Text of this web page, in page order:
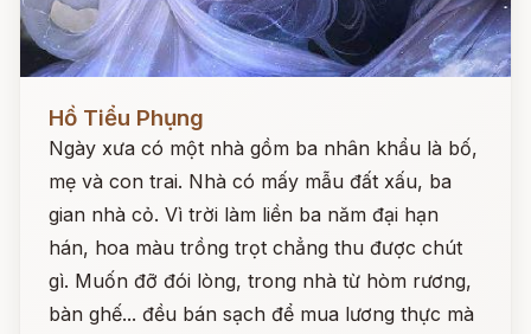
Đọc ngay
Hồ Tiểu Phụng
Ngày xưa có một nhà gồm ba nhân khẩu là bố,
mẹ và con trai. Nhà có mấy mẫu đất xấu, ba
gian nhà cỏ. Vì trời làm liền ba năm đại hạn
hán, hoa màu trồng trọt chẳng thu được chút
gì. Muốn đỡ đói lòng, trong nhà từ hòm rương,
bàn ghế... đều bán sạch để mua lương thực mà